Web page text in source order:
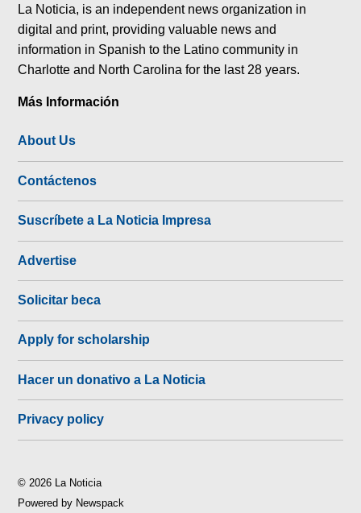
La Noticia, is an independent news organization in
digital and print, providing valuable news and
information in Spanish to the Latino community in
Charlotte and North Carolina for the last 28 years.
Más Información
About Us
Contáctenos
Suscríbete a La Noticia Impresa
Advertise
Solicitar beca
Apply for scholarship
Hacer un donativo a La Noticia
Privacy policy
© 2026 La Noticia
Powered by Newspack